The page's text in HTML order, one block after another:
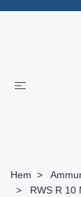
Hem
RWS R 10